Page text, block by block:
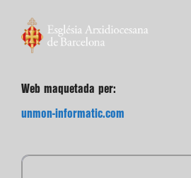
Web maquetada per:
unmon-informatic.com